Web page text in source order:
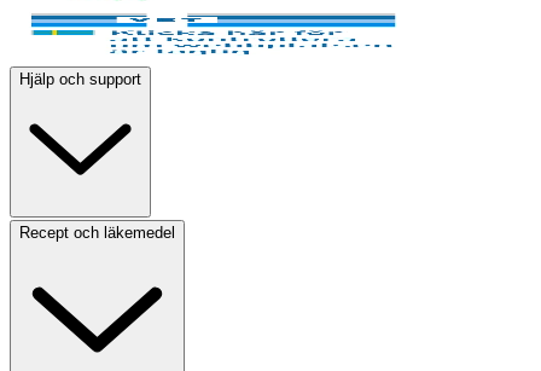
Hjälp och support
Recept och läkemedel